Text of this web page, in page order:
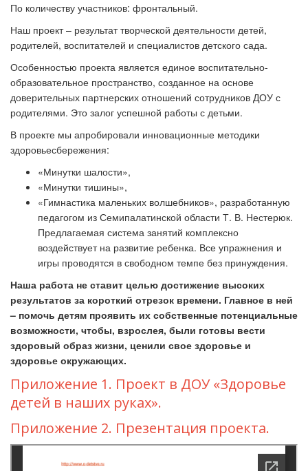
По количеству участников: фронтальный.
Наш проект – результат творческой деятельности детей,
родителей, воспитателей и специалистов детского сада.
Особенностью проекта является единое воспитательно-
образовательное пространство, созданное на основе
доверительных партнерских отношений сотрудников ДОУ с
родителями. Это залог успешной работы с детьми.
В проекте мы апробировали инновационные методики
здоровьесбережения:
«Минутки шалости»,
«Минутки тишины»,
«Гимнастика маленьких волшебников», разработанную
педагогом из Семипалатинской области Т. В. Нестерюк.
Предлагаемая система занятий комплексно
воздействует на развитие ребенка. Все упражнения и
игры проводятся в свободном темпе без принуждения.
Наша работа не ставит целью достижение высоких
результатов за короткий отрезок времени. Главное в ней
– помочь детям проявить их собственные потенциальные
возможности, чтобы, взрослея, были готовы вести
здоровый образ жизни, ценили свое здоровье и
здоровье окружающих.
Приложение 1. Проект в ДОУ «Здоровье
детей в наших руках».
Приложение 2. Презентация проекта.